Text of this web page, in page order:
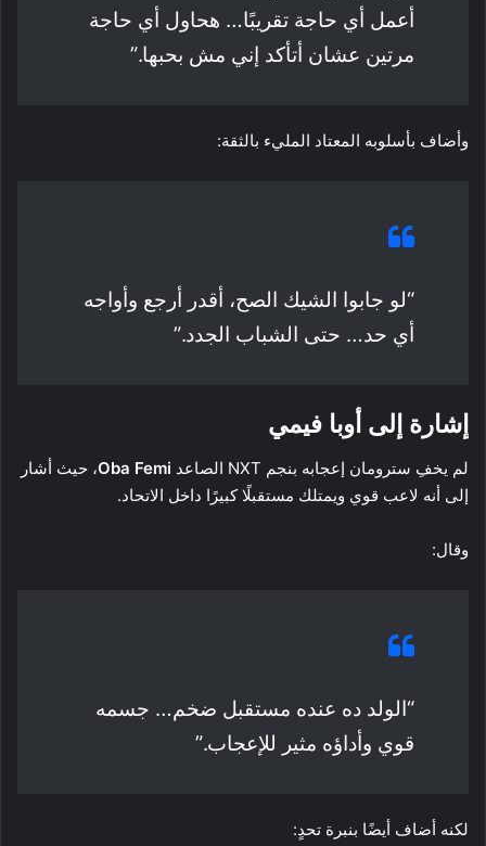
أعمل أي حاجة تقريبًا… هحاول أي حاجة
مرتين عشان أتأكد إني مش بحبها.”
وأضاف بأسلوبه المعتاد المليء بالثقة:
“لو جابوا الشيك الصح، أقدر أرجع وأواجه
أي حد… حتى الشباب الجدد.”
إشارة إلى أوبا فيمي
لم يخفِ سترومان إعجابه بنجم NXT الصاعد Oba Femi، حيث أشار
إلى أنه لاعب قوي ويمتلك مستقبلًا كبيرًا داخل الاتحاد.
وقال:
“الولد ده عنده مستقبل ضخم… جسمه
قوي وأداؤه مثير للإعجاب.”
لكنه أضاف أيضًا بنبرة تحدٍ: